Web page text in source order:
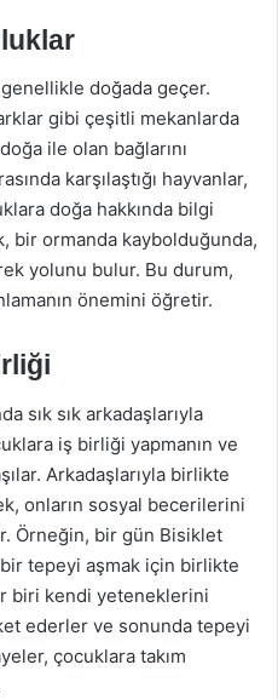
doğada geçer.
gibi çeşitli mekanlarda
ile olan bağlarını
karşılaştığı hayvanlar,
doğa hakkında bilgi
bir ormanda kaybolduğunda,
yolunu bulur. Bu durum,
önemini öğretir.
sık sık arkadaşlarıyla
iş birliği yapmanın ve
Arkadaşlarıyla birlikte
onların sosyal becerilerini
Örneğin, bir gün Bisiklet
tepeyi aşmak için birlikte
biri kendi yeteneklerini
ederler ve sonunda tepeyi
çocuklara takım